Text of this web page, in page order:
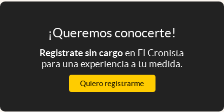
¡Queremos conocerte!
Registrate sin cargoen El Cronista
para una experiencia a tu medida.
Quiero registrarme